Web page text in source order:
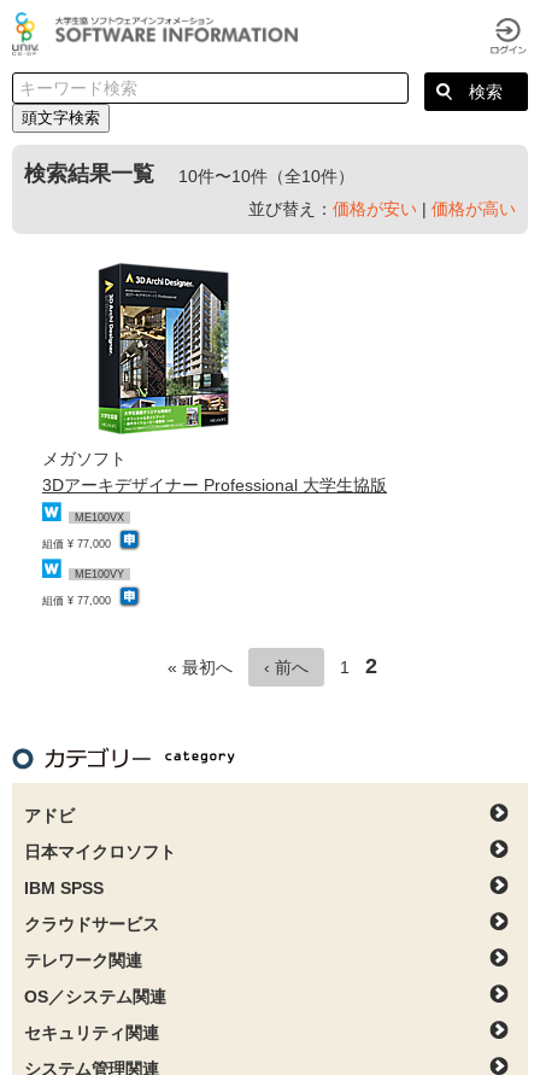
頭文字検索
検索結果一覧
10件〜10件（全10件）
並び替え： 価格が安い | 価格が高い
メガソフト
3Dアーキデザイナー Professional 大学生協版
ME100VX
組価 ¥ 77,000
ME100VY
組価 ¥ 77,000
« 最初へ ‹ 前へ 1 2
アドビ
日本マイクロソフト
IBM SPSS
クラウドサービス
テレワーク関連
OS／システム関連
セキュリティ関連
システム管理関連